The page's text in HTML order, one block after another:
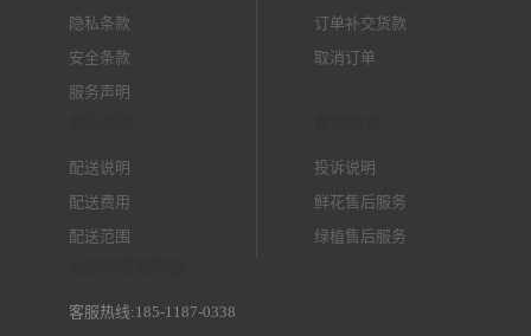
隐私条款
安全条款
服务声明
订单补交货款
取消订单
配送说明
配送费用
配送范围
投诉说明
鲜花售后服务
绿植售后服务
客服热线:185-1187-0338